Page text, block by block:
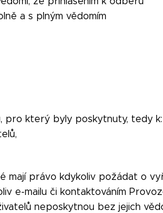
a s plným vědomím
pro který byly poskytnuty, tedy k:
mají právo kdykoliv požádat o
e-mailu či kontaktováním
neposkytnou bez jejich